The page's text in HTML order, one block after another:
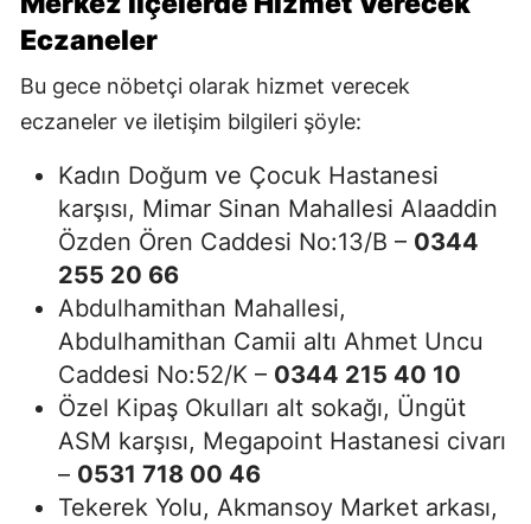
Eczaneler
Bu gece nöbetçi olarak hizmet verecek
eczaneler ve iletişim bilgileri şöyle:
Kadın Doğum ve Çocuk Hastanesi
karşısı, Mimar Sinan Mahallesi Alaaddin
Özden Ören Caddesi No:13/B – 0344
255 20 66
Abdulhamithan Mahallesi,
Abdulhamithan Camii altı Ahmet Uncu
Caddesi No:52/K – 0344 215 40 10
Özel Kipaş Okulları alt sokağı, Üngüt
ASM karşısı, Megapoint Hastanesi civarı
– 0531 718 00 46
Tekerek Yolu, Akmansoy Market arkası,